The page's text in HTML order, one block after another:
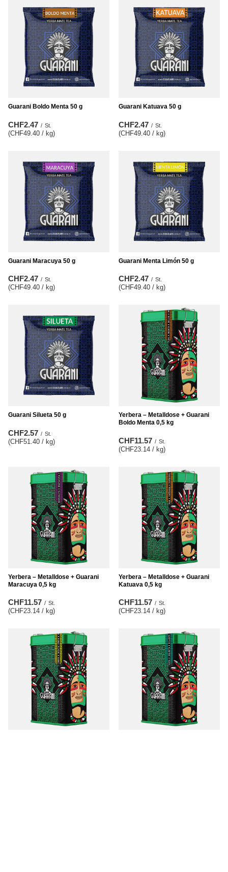
Guarani Boldo Menta 50 g
CHF2.47 / St.
(CHF49.40 / kg)
Guarani Katuava 50 g
CHF2.47 / St.
(CHF49.40 / kg)
Guarani Maracuya 50 g
CHF2.47 / St.
(CHF49.40 / kg)
Guarani Menta Limón 50 g
CHF2.47 / St.
(CHF49.40 / kg)
Guarani Silueta 50 g
CHF2.57 / St.
(CHF51.40 / kg)
Yerbera – Metalldose + Guarani
Boldo Menta 0,5 kg
CHF11.57 / St.
(CHF23.14 / kg)
Yerbera – Metalldose + Guarani
Maracuya 0,5 kg
CHF11.57 / St.
(CHF23.14 / kg)
Yerbera – Metalldose + Guarani
Katuava 0,5 kg
CHF11.57 / St.
(CHF23.14 / kg)